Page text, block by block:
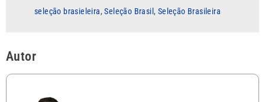
seleção brasieleira,Seleção Brasil, Seleção Brasileira
Autor